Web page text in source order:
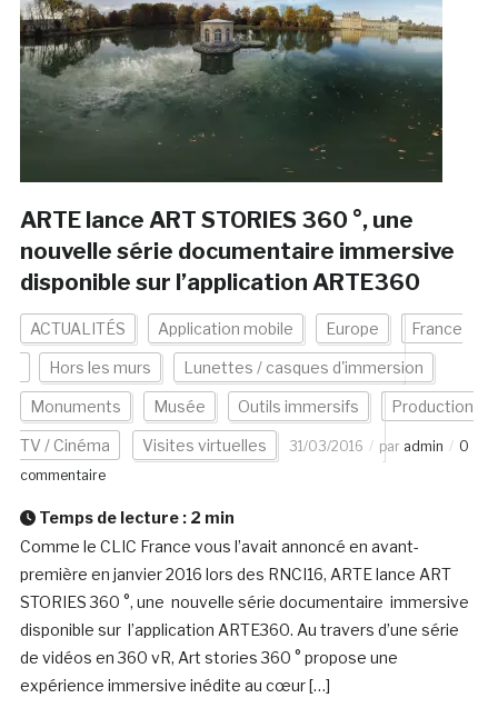
ARTE lance ART STORIES 360 °, une
nouvelle série documentaire immersive
disponible sur l’application ARTE360
ACTUALITÉS Application mobile Europe France
Hors les murs Lunettes / casques d'immersion
Monuments Musée Outils immersifs Production
TV / Cinéma Visites virtuelles 31/03/2016 par admin
0
commentaire
Temps de lecture : 2 min
Comme le CLIC France vous l’avait annoncé en avant-
première en janvier 2016 lors des RNCI16, ARTE lance ART
STORIES 360 °, une nouvelle série documentaire immersive
disponible sur l’application ARTE360. Au travers d’une série
de vidéos en 360 vR, Art stories 360 ° propose une
expérience immersive inédite au cœur […]